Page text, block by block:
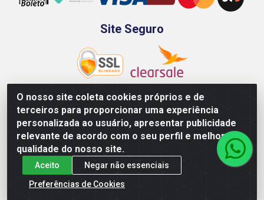
O nosso site coleta cookies próprios e de
terceiros para proporcionar uma experiência
personalizada ao usuário, apresentar publicidade
relevante de acordo com o seu perfil e melhorar a
qualidade do nosso site.
Aceito
Negar não essenciais
Preferências de Cookies
Site Seguro
Rod. BR-101 Sul, Km 73, 4505, Galpão A, Ibura -
Recife/PE - CEP 51240-340 - CNPJ 70.089.974/0001-79